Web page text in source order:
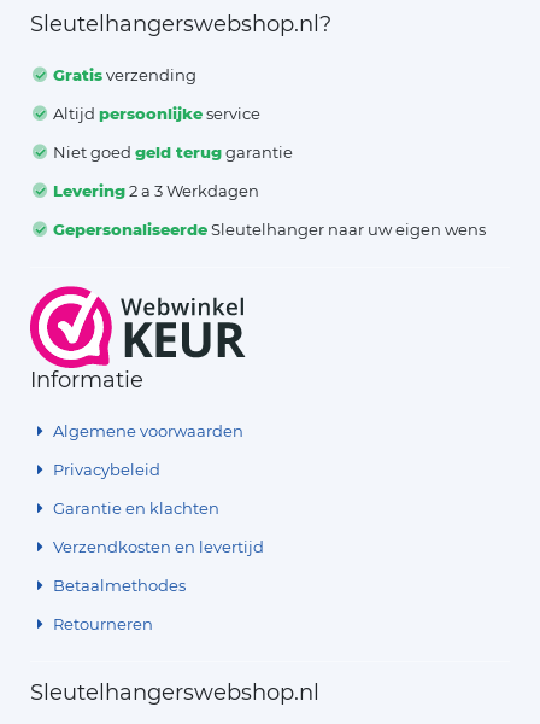
Sleutelhangerswebshop.nl?
Gratisverzending
Altijdpersoonlijkeservice
Niet goedgeld teruggarantie
Levering2 a 3 Werkdagen
GepersonaliseerdeSleutelhanger naar uw eigen wens
Informatie
Algemene voorwaarden
Privacybeleid
Garantie en klachten
Verzendkosten en levertijd
Betaalmethodes
Retourneren
Sleutelhangerswebshop.nl